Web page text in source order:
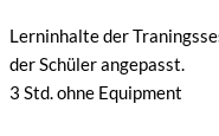
Lerninhalte der
der Schüler angepasst.
3 Std. ohne Equipment